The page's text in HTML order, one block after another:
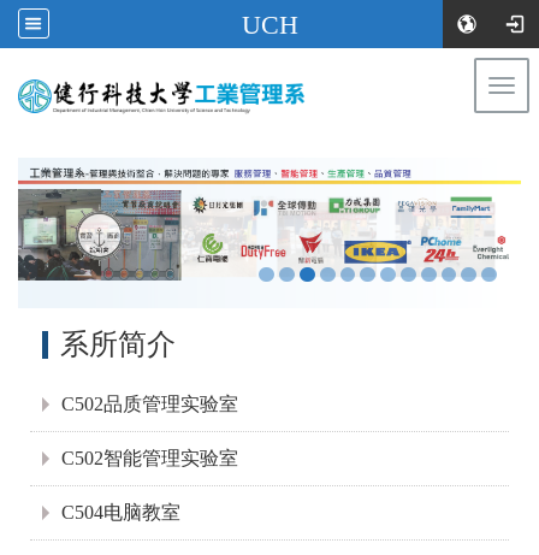
UCH
系所简介
C502品质管理实验室
C502智能管理实验室
C504电脑教室